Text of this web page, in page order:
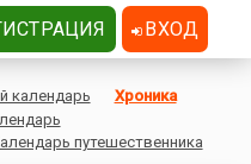
календарь
Хроника
путешественника
ВХОД